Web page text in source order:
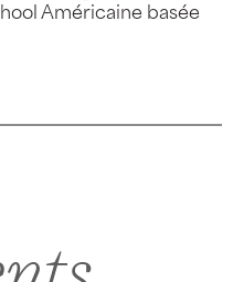
Américaine basée